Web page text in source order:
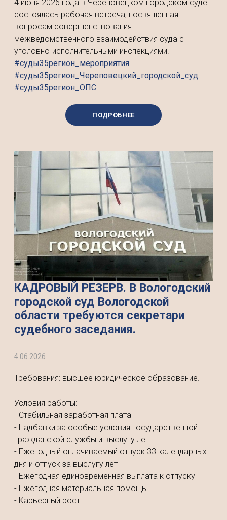
4 июня 2026 года в Череповецком городском суде
состоялась рабочая встреча, посвященная
вопросам совершенствования
межведомственного взаимодействия суда с
уголовно-исполнительными инспекциями.
#суды35регион_мероприятия
#суды35регион_Череповецкий_городской_суд
#суды35регион_ОПС
ПОДРОБНЕЕ
КАДРОВЫЙ РЕЗЕРВ. В Вологодский
городской суд Вологодской
области требуются секретари
судебного заседания.
4.06.2026
Требования: высшее юридическое образование.
Условия работы:
- Стабильная заработная плата
- Надбавки за особые условия государственной
гражданской службы и выслугу лет
- Ежегодный оплачиваемый отпуск 33 календарных
дня и отпуск за выслугу лет
- Ежегодная единовременная выплата к отпуску
- Ежегодная материальная помощь
- Карьерный рост